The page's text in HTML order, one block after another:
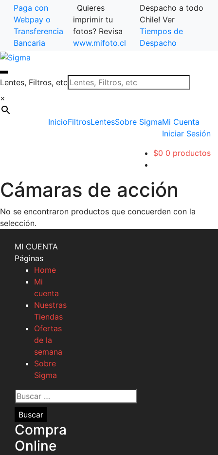
Paga con
Webpay o
Transferencia
Bancaria
Quieres
imprimir tu
fotos? Revisa
www.mifoto.cl
Despacho a todo
Chile! Ver
Tiempos de
Despacho
Ir
la
Saltar
contenido
Lentes, Filtros, etc
×
InicioFiltrosLentesSobre SigmaMi Cuenta
Iniciar Sesión
$0 0 productos
Cámaras de acción
No se encontraron productos que concuerden con la
selección.
MI CUENTA
Páginas
Home
Mi
cuenta
Nuestras
Tiendas
Ofertas
de la
semana
Sobre
Sigma
Buscar
por:
Compra
Online